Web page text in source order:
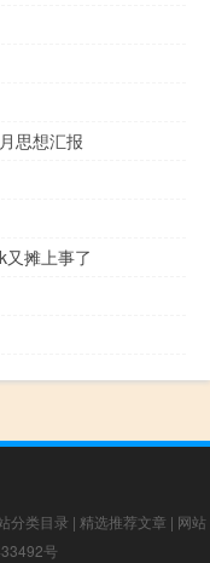
思想汇报
摊上事了
分类目录 | 精选推荐文章 | 网站
号